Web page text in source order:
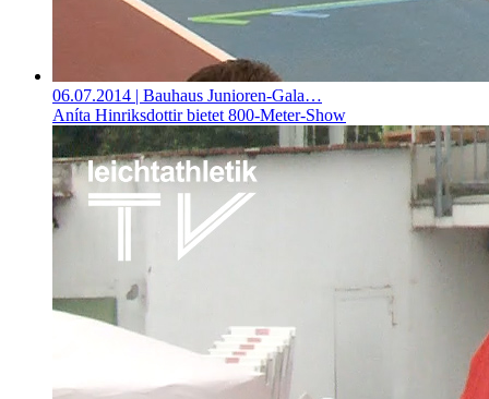
06.07.2014 | Bauhaus Junioren-Gala…
Aníta Hinriksdottir bietet 800-Meter-Show